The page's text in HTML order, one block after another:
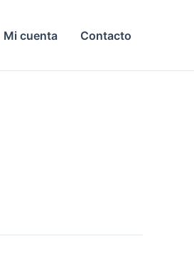
Mi cuenta Contacto